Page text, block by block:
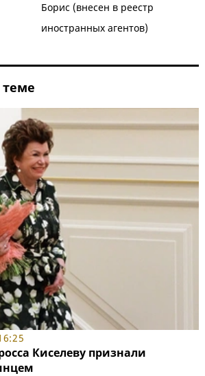
Борис (внесен в реестр
иностранных агентов)
Киселеву признали